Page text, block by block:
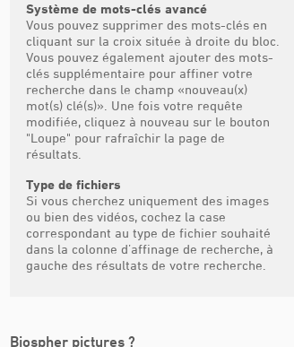
Système de mots-clés avancé
Vous pouvez supprimer des mots-clés en
cliquant sur la croix située à droite du bloc.
Vous pouvez également ajouter des mots-
clés supplémentaire pour affiner votre
recherche dans le champ «nouveau(x)
mot(s) clé(s)». Une fois votre requête
modifiée, cliquez à nouveau sur le bouton
"Loupe" pour rafraîchir la page de
résultats.
Type de fichiers
Si vous cherchez uniquement des images
ou bien des vidéos, cochez la case
correspondant au type de fichier souhaité
dans la colonne d’affinage de recherche, à
gauche des résultats de votre recherche.
Biospher pictures ?